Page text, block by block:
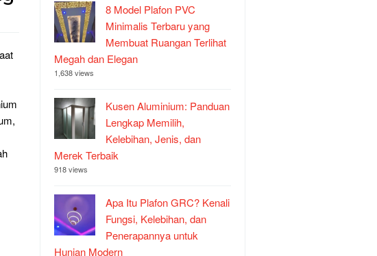
8 Model Plafon PVC
Minimalis Terbaru yang
Membuat Ruangan Terlihat
Megah dan Elegan
1,638 views
Kusen Aluminium: Panduan
Lengkap Memilih,
Kelebihan, Jenis, dan
Merek Terbaik
918 views
Apa Itu Plafon GRC? Kenali
Fungsi, Kelebihan, dan
Penerapannya untuk
Hunian Modern